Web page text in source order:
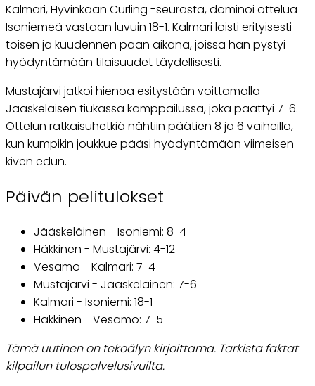
Kalmari, Hyvinkään Curling -seurasta, dominoi ottelua
Isoniemeä vastaan luvuin 18-1. Kalmari loisti erityisesti
toisen ja kuudennen pään aikana, joissa hän pystyi
hyödyntämään tilaisuudet täydellisesti.
Mustajärvi jatkoi hienoa esitystään voittamalla
Jääskeläisen tiukassa kamppailussa, joka päättyi 7-6.
Ottelun ratkaisuhetkiä nähtiin päätien 8 ja 6 vaiheilla,
kun kumpikin joukkue pääsi hyödyntämään viimeisen
kiven edun.
Päivän pelitulokset
Jääskeläinen - Isoniemi: 8-4
Häkkinen - Mustajärvi: 4-12
Vesamo - Kalmari: 7-4
Mustajärvi - Jääskeläinen: 7-6
Kalmari - Isoniemi: 18-1
Häkkinen - Vesamo: 7-5
Tämä uutinen on tekoälyn kirjoittama. Tarkista faktat
kilpailun tulospalvelusivuilta.